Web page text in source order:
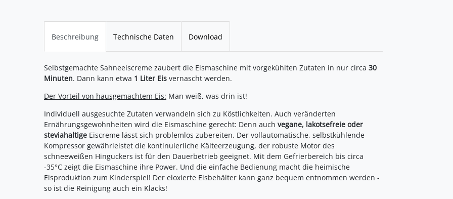
Beschreibung Technische Daten Download
Selbstgemachte Sahneeiscreme zaubert die Eismaschine mit vorgekühlten Zutaten in nur circa 30
Minuten. Dann kann etwa 1 Liter Eis vernascht werden.
Der Vorteil von hausgemachtem Eis: Man weiß, was drin ist!
Individuell ausgesuchte Zutaten verwandeln sich zu Köstlichkeiten. Auch veränderten
Ernährungsgewohnheiten wird die Eismaschine gerecht: Denn auch vegane, lakotsefreie oder
steviahaltige Eiscreme lässt sich problemlos zubereiten. Der vollautomatische, selbstkühlende
Kompressor gewährleistet die kontinuierliche Kälteerzeugung, der robuste Motor des
schneeweißen Hinguckers ist für den Dauerbetrieb geeignet. Mit dem Gefrierbereich bis circa
-35°C zeigt die Eismaschine ihre Power. Und die einfache Bedienung macht die heimische
Eisproduktion zum Kinderspiel! Der eloxierte Eisbehälter kann ganz bequem entnommen werden -
so ist die Reinigung auch ein Klacks!